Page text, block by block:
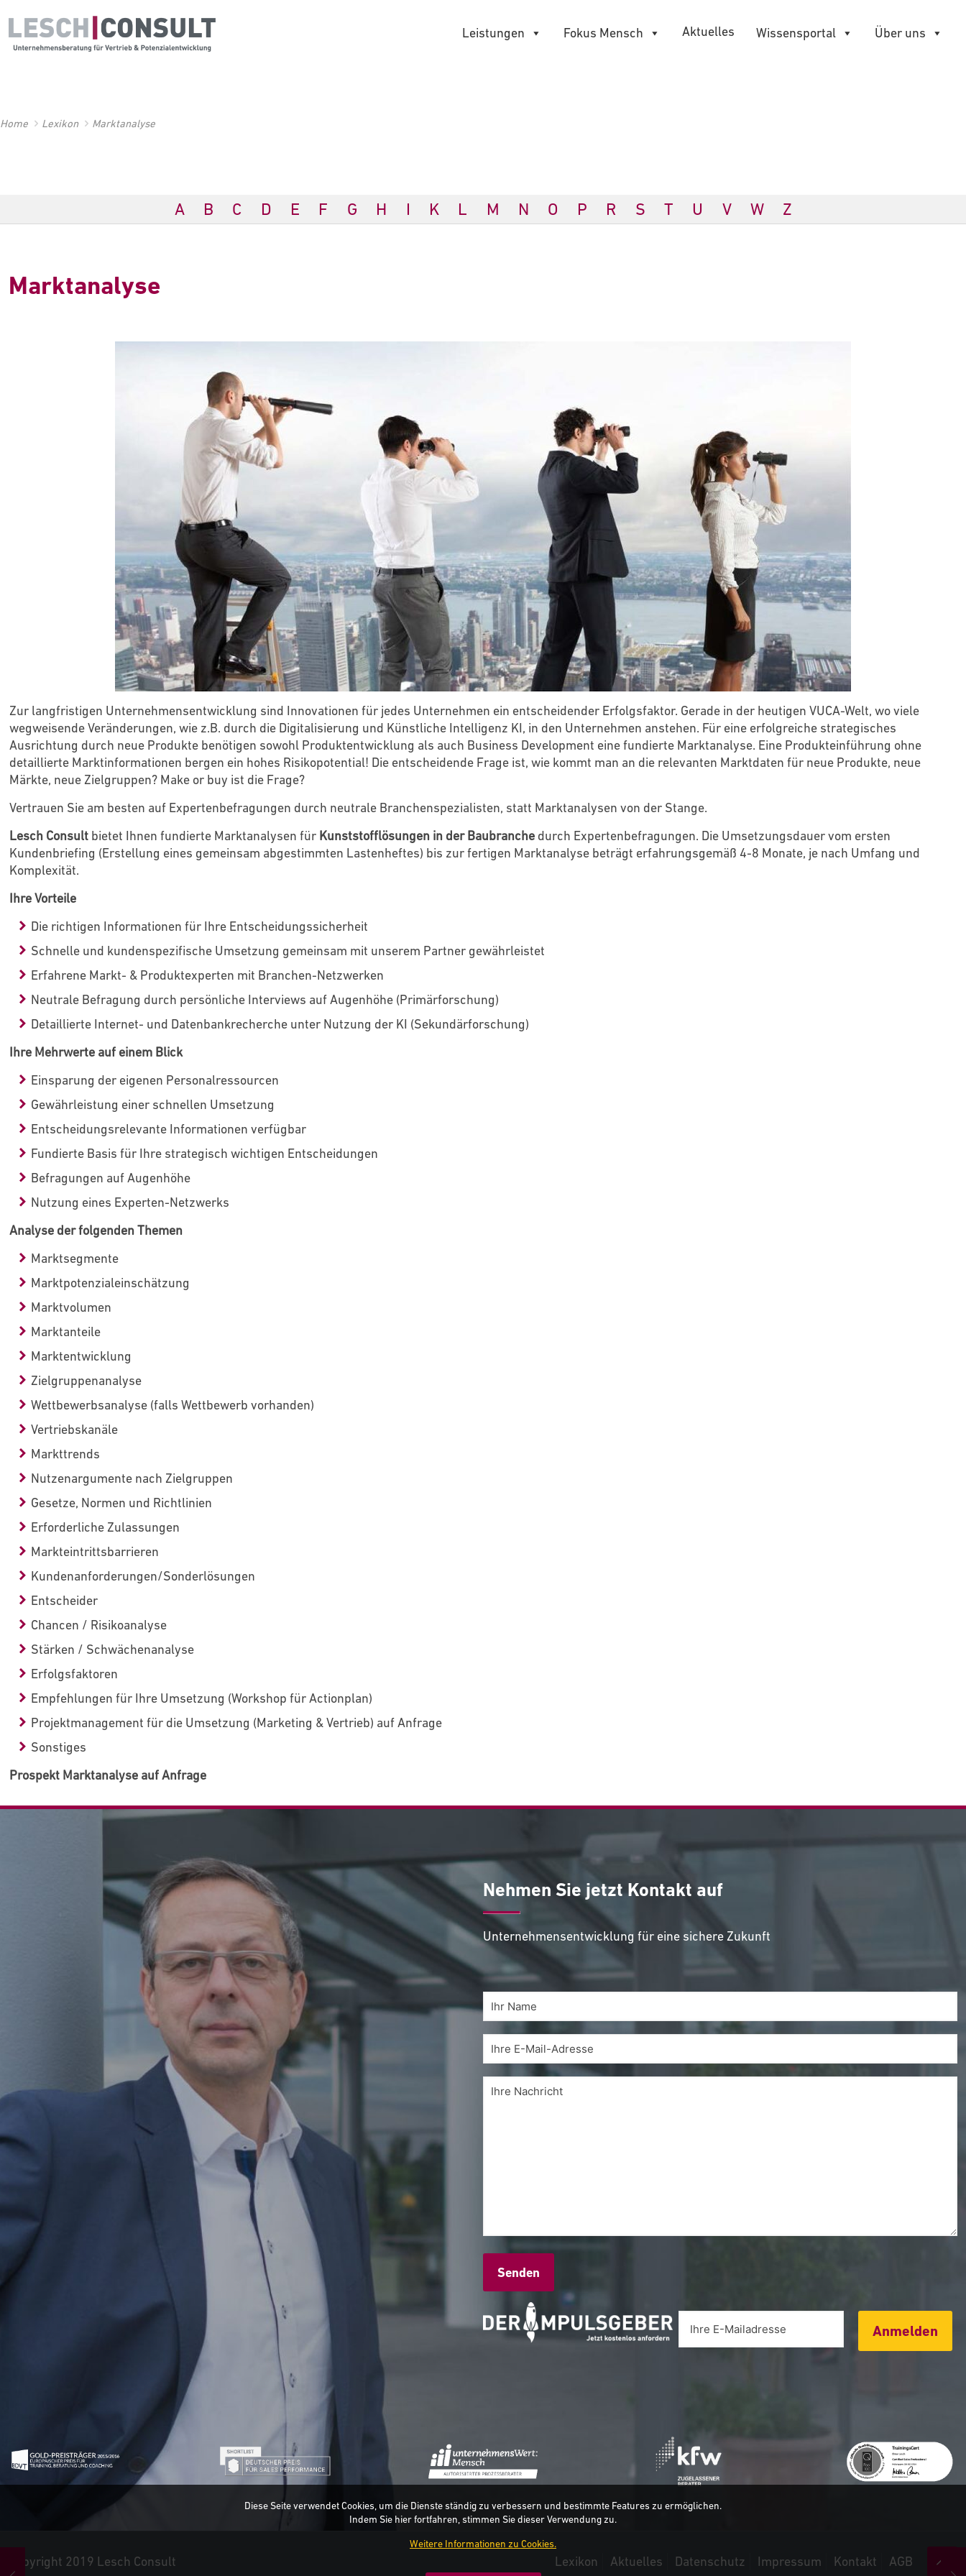
Leistungen Fokus Mensch Aktuelles Wissensportal Über uns
Home Lexikon Marktanalyse
A B C D E F G H I K L M N O P R S T U V W Z
Marktanalyse
Zur langfristigen Unternehmensentwicklung sind Innovationen für jedes Unternehmen ein entscheidender Erfolgsfaktor. Gerade in der heutigen VUCA-Welt, wo viele
wegweisende Veränderungen, wie z.B. durch die Digitalisierung und Künstliche Intelligenz KI, in den Unternehmen anstehen. Für eine erfolgreiche strategisches
Ausrichtung durch neue Produkte benötigen sowohl Produktentwicklung als auch Business Development eine fundierte Marktanalyse. Eine Produkteinführung ohne
detaillierte Marktinformationen bergen ein hohes Risikopotential! Die entscheidende Frage ist, wie kommt man an die relevanten Marktdaten für neue Produkte, neue
Märkte, neue Zielgruppen? Make or buy ist die Frage?
Vertrauen Sie am besten auf Expertenbefragungen durch neutrale Branchenspezialisten, statt Marktanalysen von der Stange.
Lesch Consult bietet Ihnen fundierte Marktanalysen für Kunststofflösungen in der Baubranche durch Expertenbefragungen. Die Umsetzungsdauer vom ersten
Kundenbriefing (Erstellung eines gemeinsam abgestimmten Lastenheftes) bis zur fertigen Marktanalyse beträgt erfahrungsgemäß 4-8 Monate, je nach Umfang und
Komplexität.
Ihre Vorteile
Die richtigen Informationen für Ihre Entscheidungssicherheit
Schnelle und kundenspezifische Umsetzung gemeinsam mit unserem Partner gewährleistet
Erfahrene Markt- & Produktexperten mit Branchen-Netzwerken
Neutrale Befragung durch persönliche Interviews auf Augenhöhe (Primärforschung)
Detaillierte Internet- und Datenbankrecherche unter Nutzung der KI (Sekundärforschung)
Ihre Mehrwerte auf einem Blick
Einsparung der eigenen Personalressourcen
Gewährleistung einer schnellen Umsetzung
Entscheidungsrelevante Informationen verfügbar
Fundierte Basis für Ihre strategisch wichtigen Entscheidungen
Befragungen auf Augenhöhe
Nutzung eines Experten-Netzwerks
Analyse der folgenden Themen
Marktsegmente
Marktpotenzialeinschätzung
Marktvolumen
Marktanteile
Marktentwicklung
Zielgruppenanalyse
Wettbewerbsanalyse (falls Wettbewerb vorhanden)
Vertriebskanäle
Markttrends
Nutzenargumente nach Zielgruppen
Gesetze, Normen und Richtlinien
Erforderliche Zulassungen
Markteintrittsbarrieren
Kundenanforderungen/Sonderlösungen
Entscheider
Chancen / Risikoanalyse
Stärken / Schwächenanalyse
Erfolgsfaktoren
Empfehlungen für Ihre Umsetzung (Workshop für Actionplan)
Projektmanagement für die Umsetzung (Marketing & Vertrieb) auf Anfrage
Sonstiges
Prospekt Marktanalyse auf Anfrage
Nehmen Sie jetzt Kontakt auf
Unternehmensentwicklung für eine sichere Zukunft
Alternative:
Anmelden
Copyright 2019 Lesch Consult Lexikon Aktuelles Datenschutz Impressum Kontakt AGB
Diese Seite verwendet Cookies, um die Dienste ständig zu verbessern und bestimmte Features zu ermöglichen.
Indem Sie hier fortfahren, stimmen Sie dieser Verwendung zu.
Weitere Informationen zu Cookies.